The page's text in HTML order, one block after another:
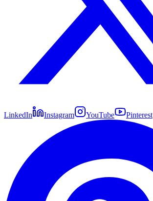
LinkedIn Instagram YouTube Pinterest